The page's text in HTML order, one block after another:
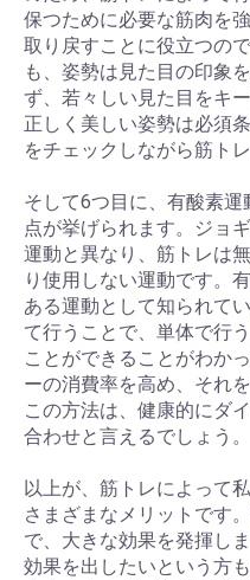
保つために必要な筋肉を
取り戻すことに役立つの
も、姿勢は見た目の印象
ず、若々しい見た目をキ
正しく美しい姿勢は必須
をチェックしながら筋ト
そして6つ目に、有酸素運
点が挙げられます。ジョ
運動と異なり、筋トレは
り使用しない運動です。
ある運動として知られて
て行うことで、単体で行
ことができることがわか
ーの消費率を高め、それ
この方法は、健康的にダ
合わせと言えるでしょう。
以上が、筋トレによって
さまざまなメリットです
で、大きな効果を発揮し
効果を出したいという方